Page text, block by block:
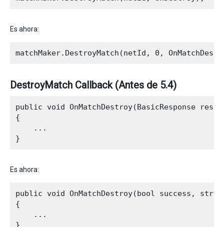
Es ahora:
DestroyMatch Callback (Antes de 5.4)
public void OnMatchDestroy(BasicResponse
{
    ...
Es ahora:
public void OnMatchDestroy(bool success,
{
    ...